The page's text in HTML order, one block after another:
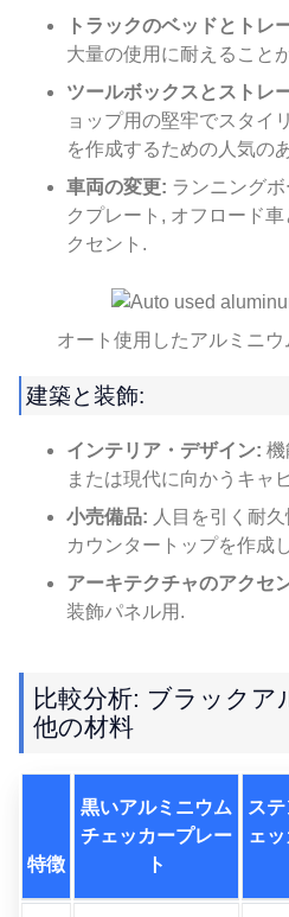
トラックのベッドとトレ
大量の使用に耐えること
ツールボックスとストレ
ョップ用の堅牢でスタイ
を作成するための人気の
車両の変更: ランニング
クプレート, オフロード
クセント.
オート使用したアルミニ
建築と装飾:
インテリア・デザイン: 機
または現代に向かうキャ
小売備品: 人目を引く耐
カウンタートップを作成
アーキテクチャのアクセ
装飾パネル用.
比較分析: ブラックア
他の材料
特徴
黒いアルミニウム
チェッカープレー
ト
ス
ェ